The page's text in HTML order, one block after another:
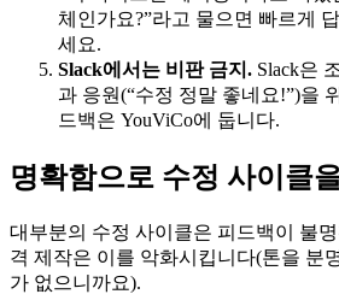
체인가요?”라고 물으면 빠르게
세요.
Slack에서는 비판 금지. Slack은
과 응원(“수정 정말 좋네요!”)을
드백은 YouViCo에 둡니다.
명확함으로 수정 사이클
대부분의 수정 사이클은 피드백이 불
격 제작은 이를 악화시킵니다(톤을 분
가 없으니까요).